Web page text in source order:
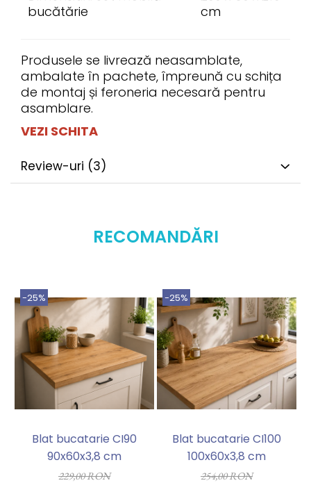
bucătărie
cm
Produsele se livrează neasamblate,
ambalate în pachete, împreună cu schița
de montaj și feroneria necesară pentru
asamblare.
VEZI SCHITA
Review-uri (3)
RECOMANDĂRI
-25%
Blat bucatarie CI90
90x60x3,8 cm
229,00 RON
-25%
Blat bucatarie CI100
100x60x3,8 cm
254,00 RON